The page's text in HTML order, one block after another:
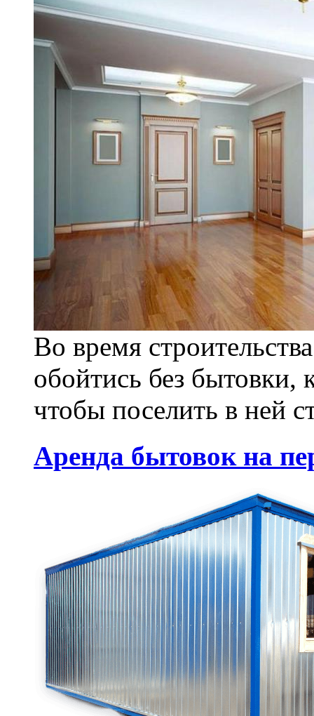
Во время
обойтись без бытовки,
чтобы поселить в ней
Аренда бытовок на